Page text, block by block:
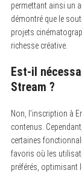
permettant ainsi un
démontré que le
projets
richesse créative.
Est-il
Stream ?
Non, l’inscription à
contenus.
certaines
favoris où les
préférés, optimisant